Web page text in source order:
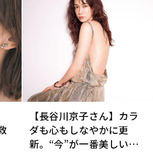
【長谷川京子さん】カラ
ダも心もしなやかに更
新。“今”が一番美しい